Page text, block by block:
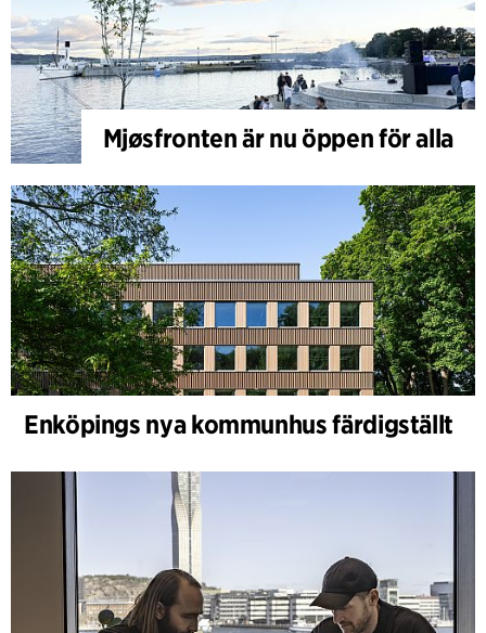
Mjøsfronten är nu öppen för alla
Enköpings nya kommunhus färdigställt